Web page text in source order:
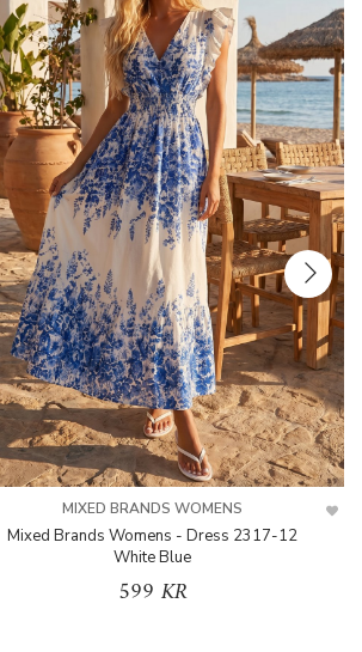
MIXED BRANDS WOMENS
Mixed Brands Womens - Dress 2317-12
White Blue
599 KR